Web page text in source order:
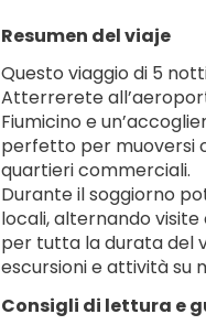
Resumen del viaje
Questo viaggio di 5
Atterrerete
Fiumicino e
perfetto per muoversi
quartieri commerciali.
Durante il soggiorno
locali, alternando visite
per tutta la durata del
escursioni e attività su
Consigli di lettura e